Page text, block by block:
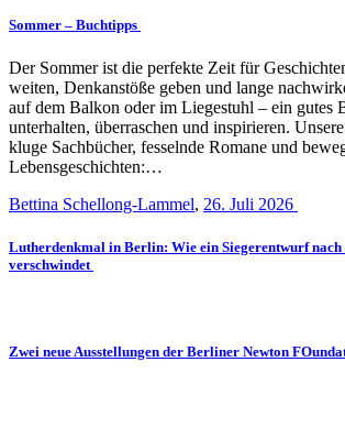
Sommer – Buchtipps
Der Sommer ist die perfekte Zeit für
weiten, Denkanstöße geben und lange
auf dem Balkon oder im Liegestuhl – ein gutes
unterhalten, überraschen und inspirieren.
kluge Sachbücher, fesselnde Romane und
Lebensgeschichten:…
Bettina Schellong-Lammel, 26. Juli 2026
Lutherdenkmal in Berlin: Wie ein Siegerentwurf nach
verschwindet
Zwei neue Ausstellungen der Berliner Newton